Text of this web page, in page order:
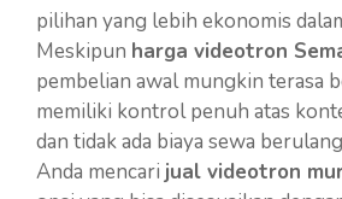
pilihan yang lebih ekonomis
Meskipun harga videotron
pembelian awal mungkin terasa
memiliki kontrol penuh atas
dan tidak ada biaya sewa
Anda mencari jual videotron